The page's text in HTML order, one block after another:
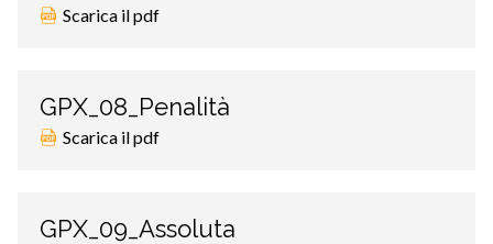
Scarica il pdf
GPX_08_Penalità
Scarica il pdf
GPX_09_Assoluta